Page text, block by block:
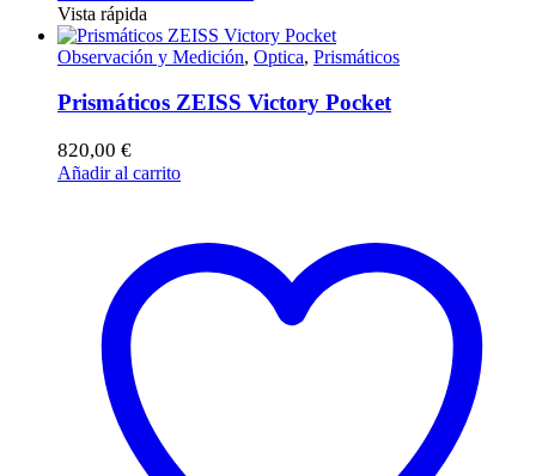
Vista rápida
Observación y Medición, Optica, Prismáticos
Prismáticos ZEISS Victory Pocket
820,00 €
Añadir al carrito